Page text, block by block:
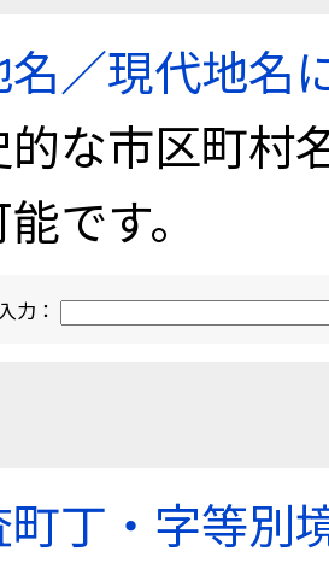
／現代地名
的な市区町村
です。
力：
丁・字等別